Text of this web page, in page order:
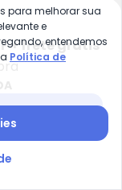
(Floral Preto)
em Material
+ frete grátis
para melhorar sua
e
entendemos
Política de